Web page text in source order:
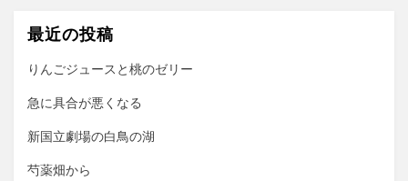
最近の投稿
りんごジュースと桃のゼリー
急に具合が悪くなる
新国立劇場の白鳥の湖
芍薬畑から